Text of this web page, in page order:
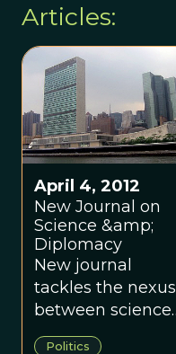
Articles:
April 4, 2012
New Journal on
Science &amp;
Diplomacy
New journal
tackles the nexus
between science
and diplomacy.
Politics